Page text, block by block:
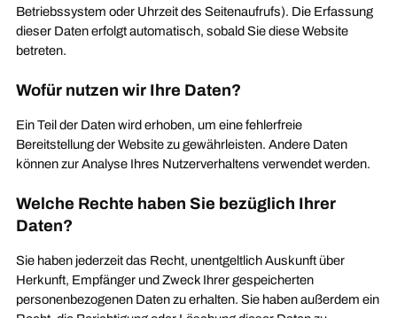
Betriebssystem oder Uhrzeit des Seitenaufrufs). Die Erfassung
dieser Daten erfolgt automatisch, sobald Sie diese Website
betreten.
Wofür nutzen wir Ihre Daten?
Ein Teil der Daten wird erhoben, um eine fehlerfreie
Bereitstellung der Website zu gewährleisten. Andere Daten
können zur Analyse Ihres Nutzerverhaltens verwendet werden.
Welche Rechte haben Sie bezüglich Ihrer
Daten?
Sie haben jederzeit das Recht, unentgeltlich Auskunft über
Herkunft, Empfänger und Zweck Ihrer gespeicherten
personenbezogenen Daten zu erhalten. Sie haben außerdem ein